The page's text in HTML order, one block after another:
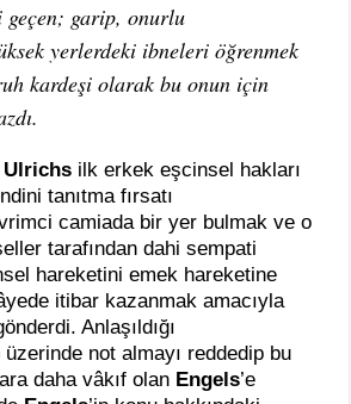
geçen; garip, onurlu
yerlerdeki ibneleri öğrenmek
kardeşi olarak bu onun için
Ulrichs ilk erkek eşcinsel hakları
tanıtma fırsatı
camiada bir yer bulmak ve o
tarafından dahi sempati
hareketini emek hareketine
itibar kazanmak amacıyla
Anlaşıldığı
üzerinde not almayı reddedip bu
daha vâkıf olan Engels’e